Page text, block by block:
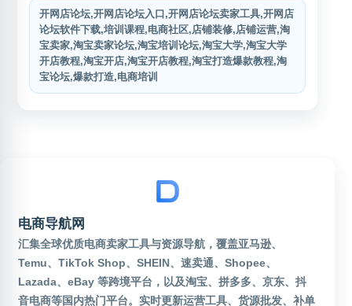
开网店论坛,开网店论坛入口,开网店论坛卖家工具,开网店
论坛软件下载,培训课程,电商社区,店铺装修,店铺运营,淘
宝卖家,淘宝卖家论坛,淘宝培训论坛,淘宝大学,淘宝大学
开店教程,淘宝开店,淘宝开店教程,淘宝打造爆款教程,淘
宝论坛,爆款打造,电商培训
电商导航网
汇集全球优质电商卖家工具与资源导航，覆盖亚马逊、
Temu、TikTok Shop、SHEIN、速卖通、Shopee、
Lazada、eBay 等跨境平台，以及淘宝、拼多多、京东、抖
音电商等国内热门平台。实时更新运营工具、货源批发、补单